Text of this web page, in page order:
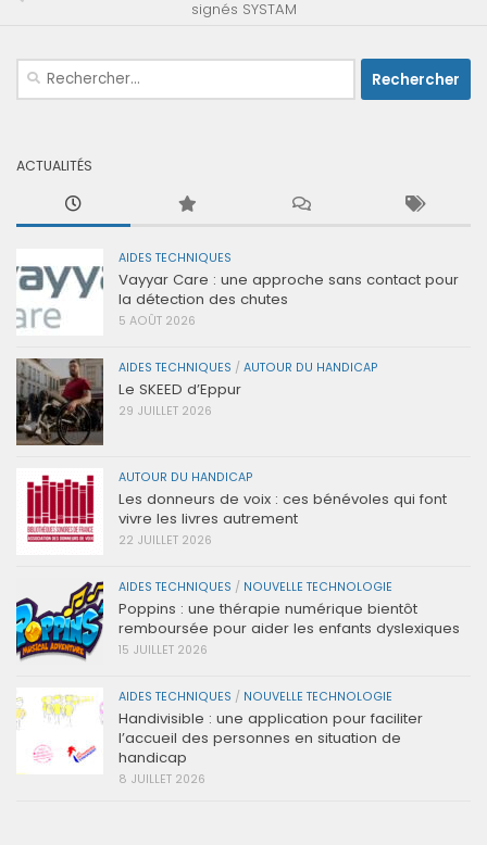
signés SYSTAM
Rechercher :
ACTUALITÉS
AIDES TECHNIQUES
Vayyar Care : une approche sans contact pour
la détection des chutes
5 AOÛT 2026
AIDES TECHNIQUES / AUTOUR DU HANDICAP
Le SKEED d’Eppur
29 JUILLET 2026
AUTOUR DU HANDICAP
Les donneurs de voix : ces bénévoles qui font
vivre les livres autrement
22 JUILLET 2026
AIDES TECHNIQUES / NOUVELLE TECHNOLOGIE
Poppins : une thérapie numérique bientôt
remboursée pour aider les enfants dyslexiques
15 JUILLET 2026
AIDES TECHNIQUES / NOUVELLE TECHNOLOGIE
Handivisible : une application pour faciliter
l’accueil des personnes en situation de
handicap
8 JUILLET 2026